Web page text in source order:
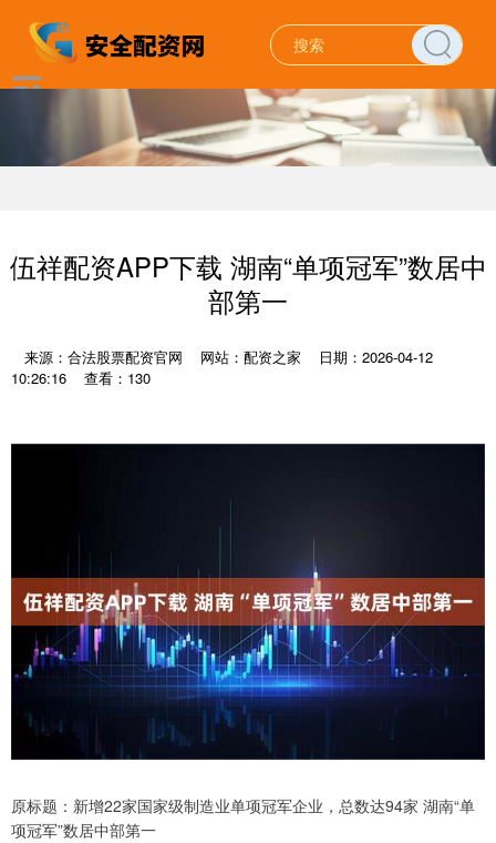
伍祥配资APP下载 湖南“单项冠军”数居中
部第一
来源：合法股票配资官网 网站：配资之家
日期：2026-04-12
10:26:16
查看：130
原标题：新增22家国家级制造业单项冠军企业，总数达94家 湖南“单
项冠军”数居中部第一